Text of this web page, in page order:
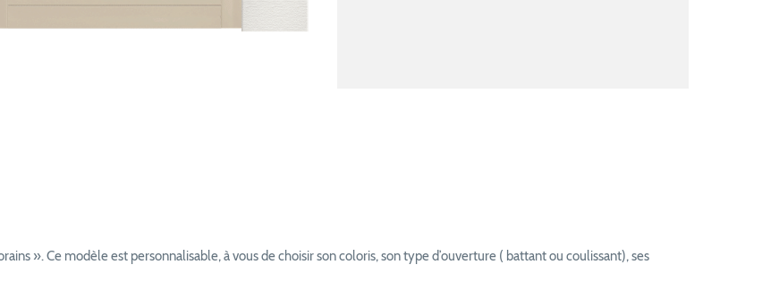
». Ce modèle est personnalisable, à vous de choisir son coloris, son type d’ouverture ( battant ou coulissant), ses